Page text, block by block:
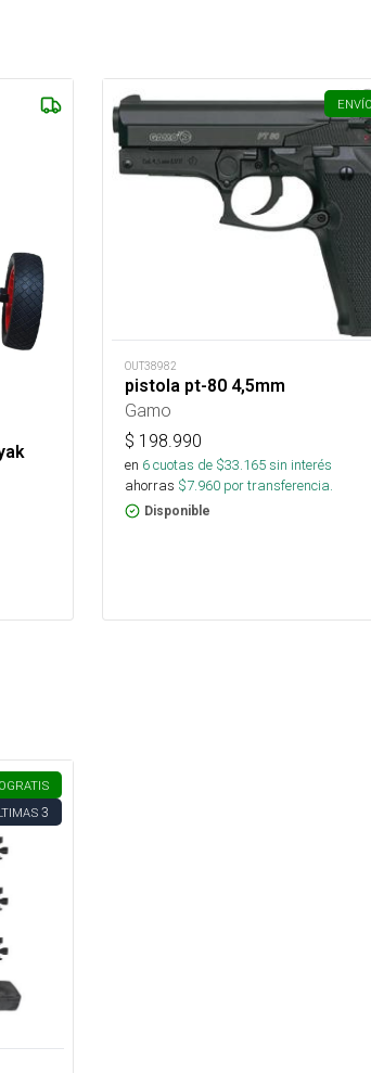
ENVÍO
OUT38982
pistola pt-80 4,5mm
Gamo
$ 198.990
en 6cuotas de $33.165sin interés
ahorras $7.960 por transferencia.
Disponible
GRATIS
3